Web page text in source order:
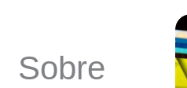
Sobre